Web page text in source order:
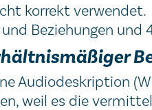
korrekt verwendet.
Beziehungen und
Audiodeskription
weil es die